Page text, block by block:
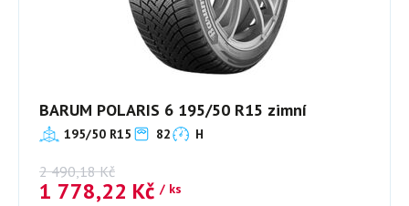
BARUM POLARIS 6 195/50 R15 zimní
195/50 R15 82 H
2 490,18 Kč
1 778,22 Kč / ks